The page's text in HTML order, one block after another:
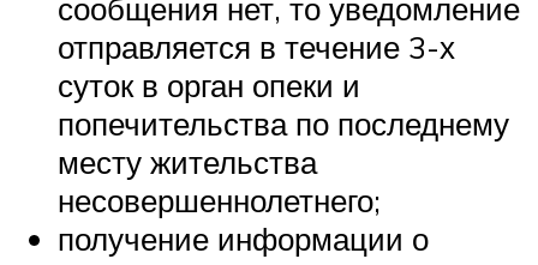
сообщения нет, то уведомление
отправляется в течение 3-х
суток в орган опеки и
попечительства по последнему
месту жительства
несовершеннолетнего;
получение информации о